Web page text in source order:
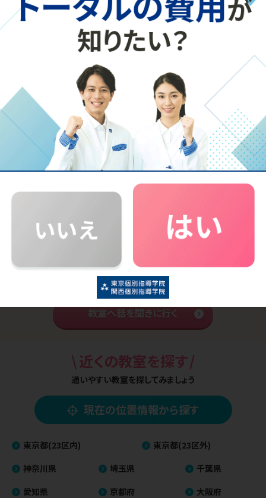
先生はとても親しみやすく、勉強以外の話も気軽に
できる雰囲気をつくってくれたため、疑問点を溜め込
まずに質問できました。特に印象的だったのは、解説
法です。人に教えることで、「ここが分かっていなかっ
たんだ」と自分の理解度を客観的に把握でき、学び
が深まりました。受験期に精神的に不安定になった
ときも、先生と話すことで気持ちを保つことができ、
大きな心の支えとなっていました。
あなたに合った先生がいるか
実際に見学してみよう
教室へ話を聞きに行く
\ 近くの教室を探す/
通いやすい教室を探してみましょう
現在の位置情報から探す
東京都(23区内)
東京都(23区外)
神奈川県
埼玉県
千葉県
愛知県
京都府
大阪府